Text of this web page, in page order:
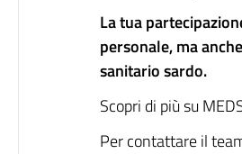
La tua
personale, ma
sanitario sardo.
Scopri di più su
Per contattare il